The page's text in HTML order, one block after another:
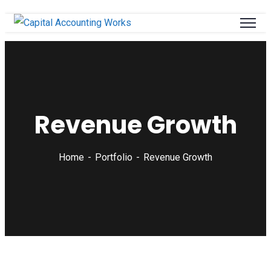
Revenue Growth
Home Portfolio Revenue Growth